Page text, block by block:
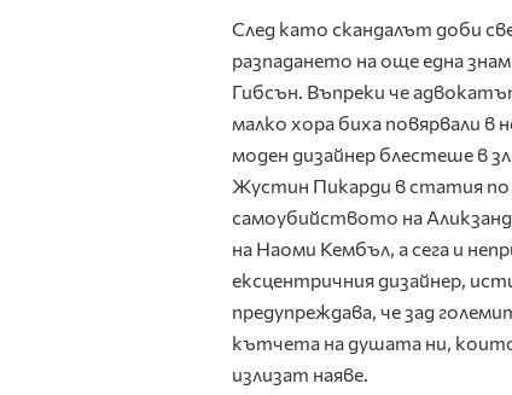
След като скандалът доби
разпадането на още една
Гибсън. Въпреки че
малко хора биха повярвали в
моден дизайнер блестеше в
Жустин Пикарди в статия по
самоубийството на
на Наоми Кембъл, а сега и
ексцентричния дизайнер,
предупреждава, че зад
кътчета на душата ни,
излизат наяве.